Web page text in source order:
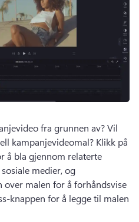
fra grunnen av? Vil
kampanjevideomal? Klikk på
å bla gjennom relaterte
medier, og
over malen for å forhåndsvise
knappen for å legge til malen